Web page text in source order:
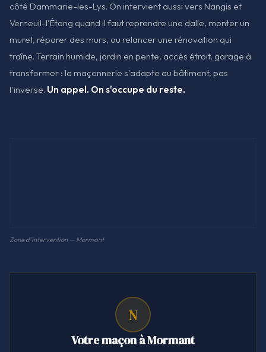
côté Dammarie-les-Lys. On intervient aussi vers Nangis et
Verneuil-l'Étang quand il faut reprendre une dalle, monter un
muret, réparer des murs, ou relancer une rénovation qui
traîne. Terrain humide, jardin en pente, accès étroit, garage à
transformer : la maçonnerie s'adapte au bâtiment, pas
l'inverse. Un appel. On s'occupe du reste.
Zone d'intervention — Mormant
N
Votre maçon à Mormant